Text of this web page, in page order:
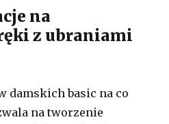
na
z ubraniami
damskich basic na co
na tworzenie